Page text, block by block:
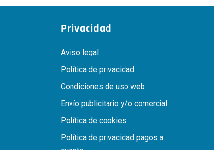
Privacidad
Aviso legal
Política de privacidad
Condiciones de uso web
Envío publicitario y/o comercial
Política de cookies
Política de privacidad pagos a